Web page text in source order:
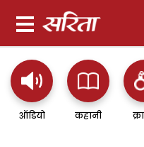
ऑडियो कहानी